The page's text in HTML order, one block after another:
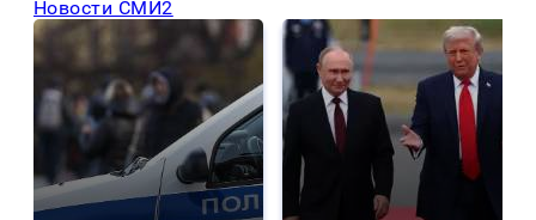
Новости СМИ2